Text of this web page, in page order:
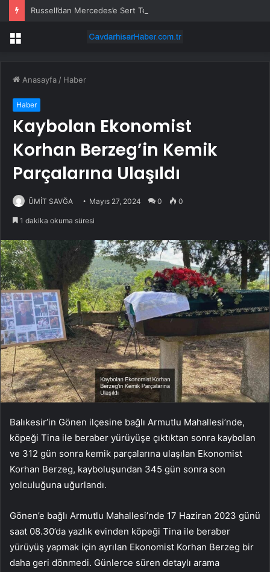
Russell’dan Mercedes’e Sert Tepki: ‘Kabul Edilemez’
Menü
Anasayfa / Haber
Haber
Kaybolan Ekonomist
Korhan Berzeg’in Kemik
Parçalarına Ulaşıldı
ÜMİT SAVĞA Mayıs 27, 2024 0 0
1 dakika okuma süresi
Balıkesir’in Gönen ilçesine bağlı Armutlu Mahallesi’nde,
köpeği Tina ile beraber yürüyüşe çıktıktan sonra kaybolan
ve 312 gün sonra kemik parçalarına ulaşılan Ekonomist
Korhan Berzeg, kayboluşundan 345 gün sonra son
yolculuğuna uğurlandı.
Gönen’e bağlı Armutlu Mahallesi’nde 17 Haziran 2023 günü
saat 08.30’da yazlık evinden köpeği Tina ile beraber
yürüyüş yapmak için ayrılan Ekonomist Korhan Berzeg bir
daha geri dönmedi. Günlerce süren detaylı arama